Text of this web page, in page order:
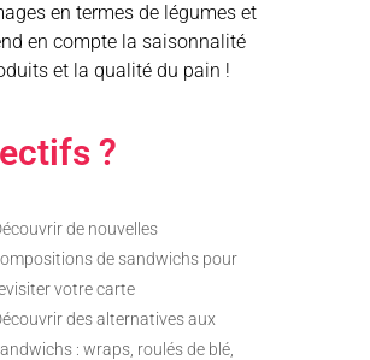
en termes de légumes et
en compte la saisonnalité
et la qualité du pain !
?
de nouvelles
de sandwichs pour
votre carte
des alternatives aux
: wraps, roulés de blé,